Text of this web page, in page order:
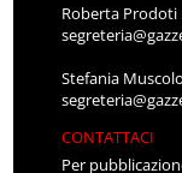
Roberta Prodoti
Stefania Muscolo
CONTATTACI
Per